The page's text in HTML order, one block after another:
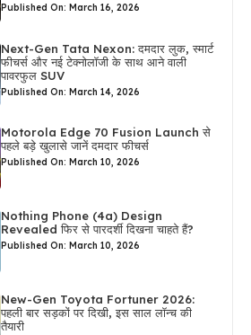
Published On: March 16, 2026
Next-Gen Tata Nexon: दमदार लुक, स्मार्ट
फीचर्स और नई टेक्नोलॉजी के साथ आने वाली
पावरफुल SUV
Published On: March 14, 2026
Motorola Edge 70 Fusion Launch से
पहले बड़े खुलासे जानें दमदार फीचर्स
Published On: March 10, 2026
Nothing Phone (4a) Design
Revealed फिर से पारदर्शी दिखना चाहते हैं?
Published On: March 10, 2026
New-Gen Toyota Fortuner 2026:
पहली बार सड़कों पर दिखी, इस साल लॉन्च की
तैयारी